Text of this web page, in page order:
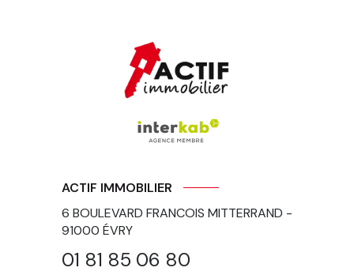
ACTIF IMMOBILIER
6 BOULEVARD FRANCOIS MITTERRAND -
91000 ÉVRY
01 81 85 06 80